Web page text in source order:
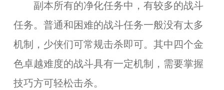
副本所有的净化任务中，有较多的战斗
任务。普通和困难的战斗任务一般没有太多
机制，少侠们可常规击杀即可。其中四个金
色卓越难度的战斗具有一定机制，需要掌握
技巧方可轻松击杀。